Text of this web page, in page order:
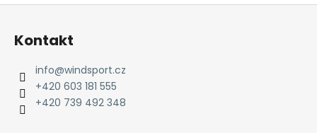
Z
Kontakt
info@windsport.cz
+420 603 181 555
+420 739 492 348